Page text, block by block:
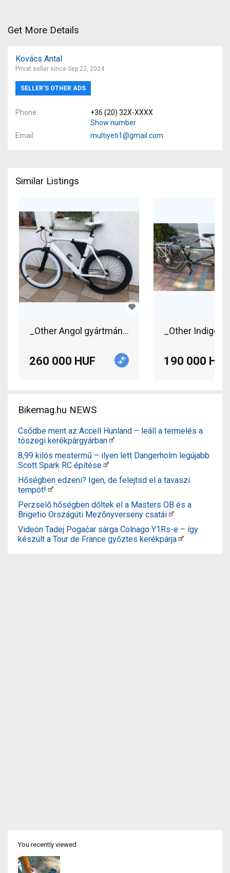
Get More Details
Kovács Antal
Privat seller since Sep 22, 2024
SELLER’S OTHER ADS
Phone
+36 (20) 32X-XXXX
Show number
Email
multiyeti1@gmail.com
Similar Listings
_Other Angol gyártmányú egysebességes/
260 000 HUF 190 000 HUF
Bikemag.hu NEWS
Csődbe ment az Accell Hunland – leáll a termelés a
tószegi kerékpárgyárban
8,99 kilós mestermű – ilyen lett Dangerholm legújabb
Scott Spark RC építése
Hőségben edzeni? Igen, de felejtsd el a tavaszi
tempót!
Perzselő hőségben dőltek el a Masters OB és a
Brigetio Országúti Mezőnyverseny csatái
Videón Tadej Pogačar sárga Colnago Y1Rs-e – így
készült a Tour de France győztes kerékpárja
You recently viewed